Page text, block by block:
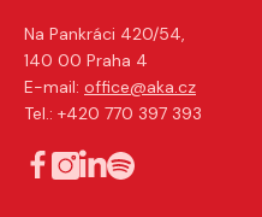
Na Pankráci 420/54,
140 00 Praha 4
E-mail: office@aka.cz
Tel.: +420 770 397 393